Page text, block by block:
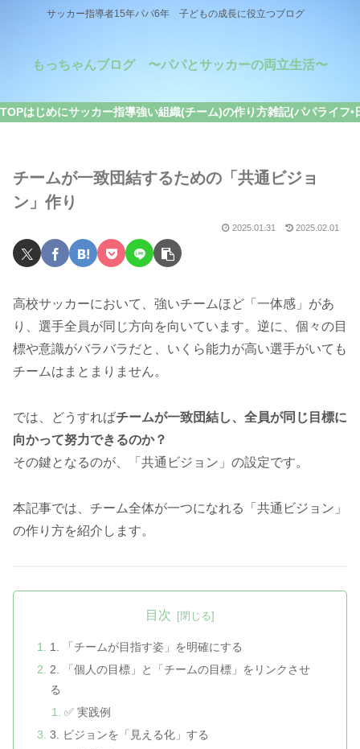
サッカー指導者15年パパ6年 子どもの成長に役立つブログ
もっちゃんブログ 〜パパとサッカーの両立生活〜
TOPはじめにサッカー指導強い組織(チーム)の作り方雑記(パパライフ•
チームが一致団結するための「共通ビジョ
ン」作り
2025.01.31 2025.02.01
高校サッカーにおいて、強いチームほど「一体感」があ
り、選手全員が同じ方向を向いています。逆に、個々の目
標や意識がバラバラだと、いくら能力が高い選手がいても
チームはまとまりません。
では、どうすればチームが一致団結し、全員が同じ目標に
向かって努力できるのか？
その鍵となるのが、「共通ビジョン」の設定です。
本記事では、チーム全体が一つになれる「共通ビジョン」
の作り方を紹介します。
目次
1. 「チームが目指す姿」を明確にする
2. 「個人の目標」と「チームの目標」をリンクさせ
る
✅ 実践例
3. ビジョンを「見える化」する